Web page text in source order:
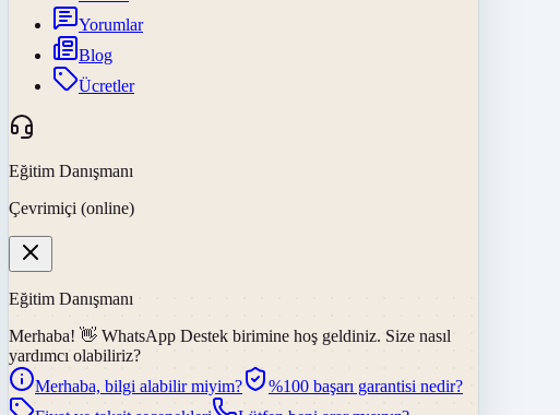
Yorumlar
Blog
Ücretler
Eğitim Danışmanı
Çevrimiçi (online)
Eğitim Danışmanı
Merhaba! 👋 WhatsApp Destek birimine hoş geldiniz. Size nasıl
yardımcı olabiliriz?
Merhaba, bilgi alabilir miyim?
%100 başarı garantisi nedir?